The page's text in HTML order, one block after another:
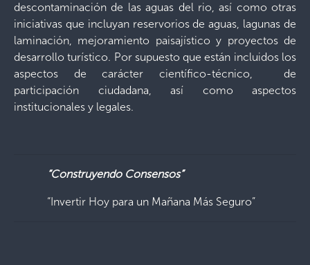
descontaminación de las aguas del rio, así como otras
iniciativas que incluyan reservorios de aguas, lagunas de
laminación, mejoramiento paisajístico y proyectos de
desarrollo turístico. Por supuesto que están incluidos los
aspectos de carácter científico-técnico, de
participación ciudadana, así como aspectos
institucionales y legales.
“Construyendo Consensos”
“Invertir Hoy para un Mañana Más Seguro”